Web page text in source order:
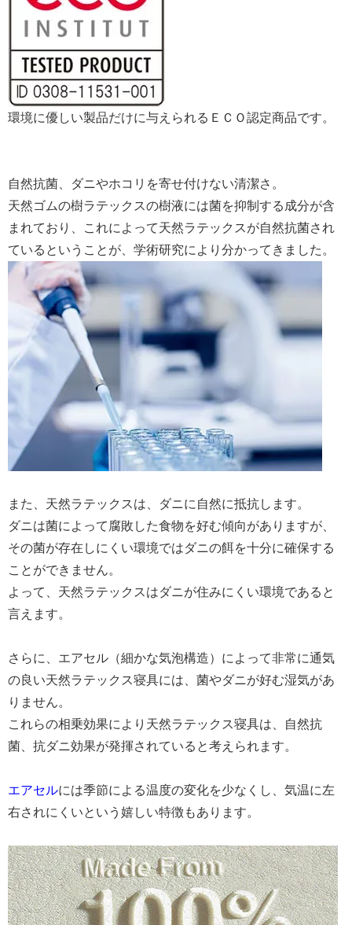
環境に優しい製品だけに与えられるＥＣＯ認定商品です。
自然抗菌、ダニやホコリを寄せ付けない清潔さ。
天然ゴムの樹ラテックスの樹液には菌を抑制する成分が含
まれており、これによって天然ラテックスが自然抗菌され
ているということが、学術研究により分かってきました。
また、天然ラテックスは、ダニに自然に抵抗します。
ダニは菌によって腐敗した食物を好む傾向がありますが、
その菌が存在しにくい環境ではダニの餌を十分に確保する
ことができません。
よって、天然ラテックスはダニが住みにくい環境であると
言えます。
さらに、エアセル（細かな気泡構造）によって非常に通気
の良い天然ラテックス寝具には、菌やダニが好む湿気があ
りません。
これらの相乗効果により天然ラテックス寝具は、自然抗
菌、抗ダニ効果が発揮されていると考えられます。
エアセルには季節による温度の変化を少なくし、気温に左
右されにくいという嬉しい特徴もあります。